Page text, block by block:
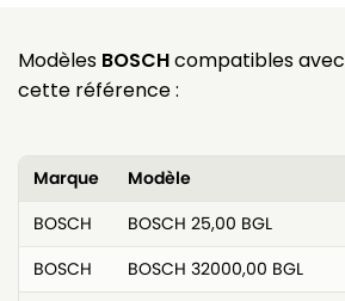
Modèles BOSCHcompatibles avec
cette référence :
Marque
Modèle
BOSCH
BOSCH 25,00 BGL
BOSCH
BOSCH 32000,00 BGL